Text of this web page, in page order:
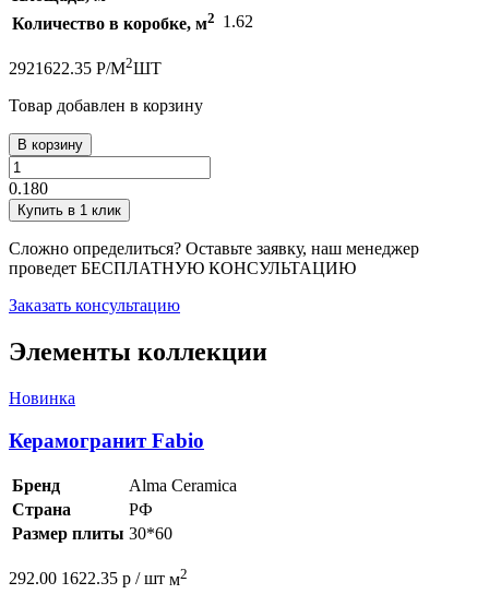
Количество в коробке, м2 1.62
2921622.35 Р/М2ШТ
Товар добавлен в корзину
В корзину
0.180
Купить в 1 клик
Сложно определиться? Оставьте заявку, наш менеджер
проведет БЕСПЛАТНУЮ КОНСУЛЬТАЦИЮ
Заказать консультацию
Элементы коллекции
Новинка
Керамогранит Fabio
Бренд
Alma Ceramica
Страна
РФ
Размер плиты 30*60
292.00 1622.35 р / шт м2